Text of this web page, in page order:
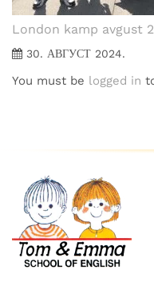
London kamp avgust
30. АВГУСТ 2024.
You must be logged in